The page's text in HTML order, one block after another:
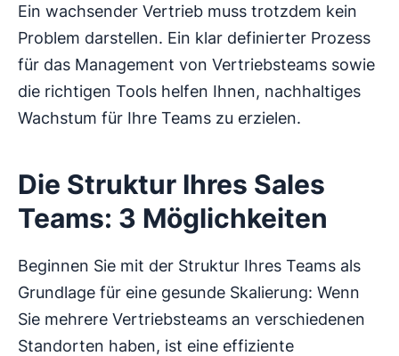
Ein wachsender Vertrieb muss trotzdem kein
Problem darstellen. Ein klar definierter Prozess
für das Management von Vertriebsteams sowie
die richtigen Tools helfen Ihnen, nachhaltiges
Wachstum für Ihre Teams zu erzielen.
Die Struktur Ihres Sales
Teams: 3 Möglichkeiten
Beginnen Sie mit der Struktur Ihres Teams als
Grundlage für eine gesunde Skalierung: Wenn
Sie mehrere Vertriebsteams an verschiedenen
Standorten haben, ist eine effiziente